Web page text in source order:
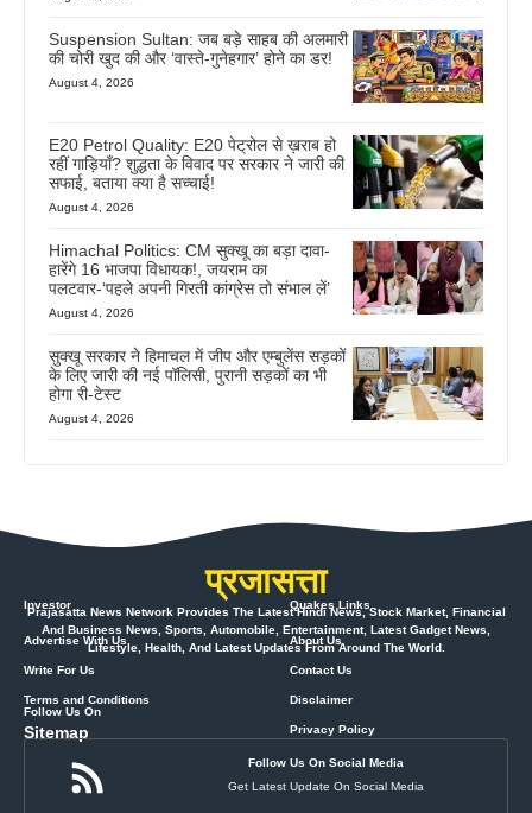
Suspension Sultan: जब बड़े साहब की अलमारी
की चोरी खुद की और ‘वास्ते-गुनेहगार’ होने का डर!
August 4, 2026
E20 Petrol Quality: E20 पेट्रोल से ख़राब हो
रहीं गाड़ियाँ? शुद्धता के विवाद पर सरकार ने जारी की
सफाई, बताया क्या है सच्चाई!
August 4, 2026
Himachal Politics: CM सुक्खू का बड़ा दावा-
हारेंगे 16 भाजपा विधायक!, जयराम का
पलटवार-‘पहले अपनी गिरती कांग्रेस तो संभाल लें’
August 4, 2026
सुक्खू सरकार ने हिमाचल में जीप और एम्बुलेंस सड़कों
के लिए जारी की नई पॉलिसी, पुरानी सड़कों का भी
होगा री-टेस्ट
August 4, 2026
प्रजासत्ता
Prajasatta News Network Provides The Latest Hindi News, Stock Market, Financial
And Business News, Sports, Automobile, Entertainment, Latest Gadget News,
Lifestyle, Health, And Latest Updates From Around The World.
Investor
Advertise With Us
Write For Us
Terms and Conditions
Sitemap
Quakes Links
About Us
Contact Us
Disclaimer
Privacy Policy
Follow Us On
Follow Us On Social Media
Get Latest Update On Social Media